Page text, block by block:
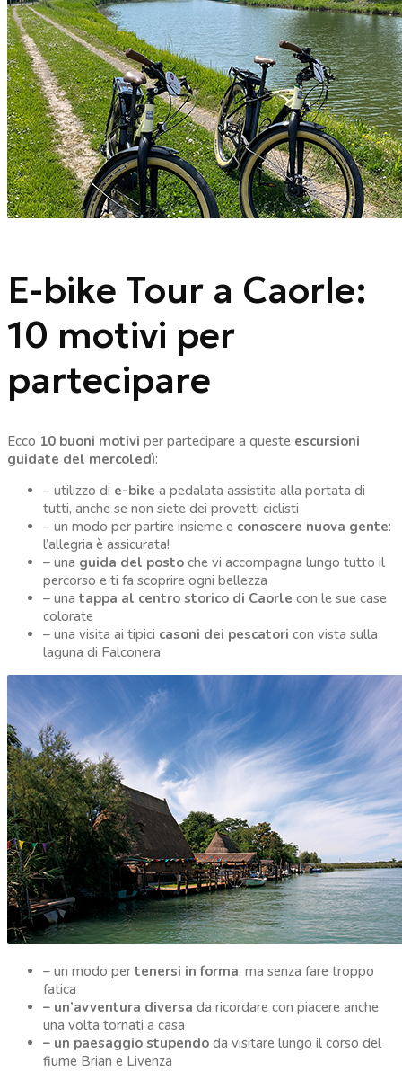
E-bike Tour a Caorle:
10 motivi per
partecipare
Ecco 10 buoni motivi per partecipare a queste escursioni
guidate del mercoledì:
– utilizzo di e-bike a pedalata assistita alla portata di
tutti, anche se non siete dei provetti ciclisti
– un modo per partire insieme e conoscere nuova gente:
l’allegria è assicurata!
– una guida del posto che vi accompagna lungo tutto il
percorso e ti fa scoprire ogni bellezza
– una tappa al centro storico di Caorle con le sue case
colorate
– una visita ai tipici casoni dei pescatori con vista sulla
laguna di Falconera
– un modo per tenersi in forma, ma senza fare troppo
fatica
– un’avventura diversa da ricordare con piacere anche
una volta tornati a casa
– un paesaggio stupendo da visitare lungo il corso del
fiume Brian e Livenza